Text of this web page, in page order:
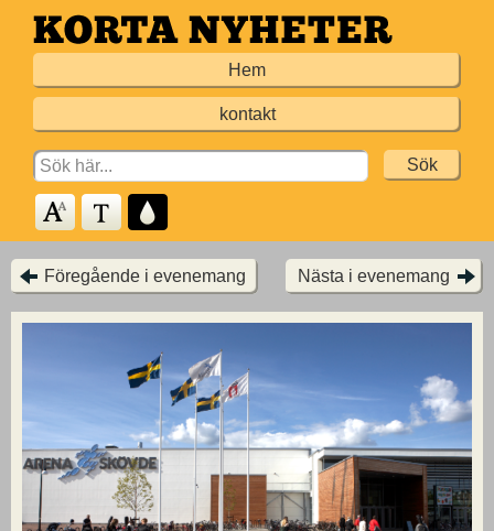
Hoppa
till
Hem
kontakt
Search
for:
Föregående i evenemang Nästa i evenemang